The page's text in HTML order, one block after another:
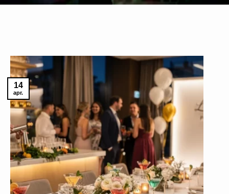
14
apr.